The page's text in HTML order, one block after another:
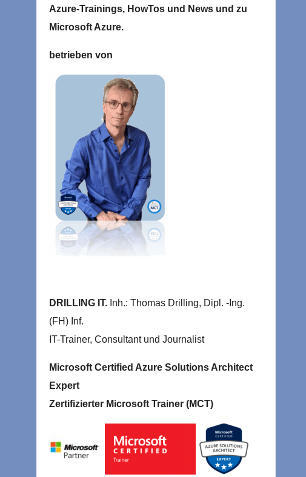
Azure-Trainings, HowTos und News und zu
MicrosoftAzure.
betrieben von
DRILLING IT. Inh.: Thomas Drilling, Dipl. -Ing.
(FH) Inf.
IT-Trainer, Consultant und Journalist
Microsoft Certified Azure Solutions Architect
Expert
Zertifizierter Microsoft Trainer (MCT)